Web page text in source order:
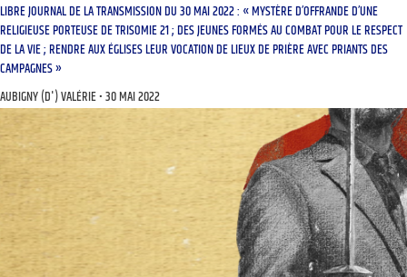
LIBRE JOURNAL DE LA TRANSMISSION DU 30 MAI 2022 : « MYSTÈRE D’OFFRANDE D’UNE
RELIGIEUSE PORTEUSE DE TRISOMIE 21 ; DES JEUNES FORMÉS AU COMBAT POUR LE RESPECT
DE LA VIE ; RENDRE AUX ÉGLISES LEUR VOCATION DE LIEUX DE PRIÈRE AVEC PRIANTS DES
CAMPAGNES »
AUBIGNY (D') VALÉRIE 30 MAI 2022